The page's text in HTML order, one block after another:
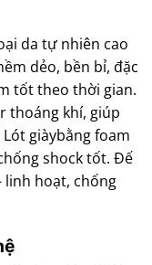
da tự nhiên cao
dẻo, bền bỉ, đặc
tốt theo thời gian.
thoáng khí, giúp
giàybằng foam
shock tốt. Đế
linh hoạt, chống